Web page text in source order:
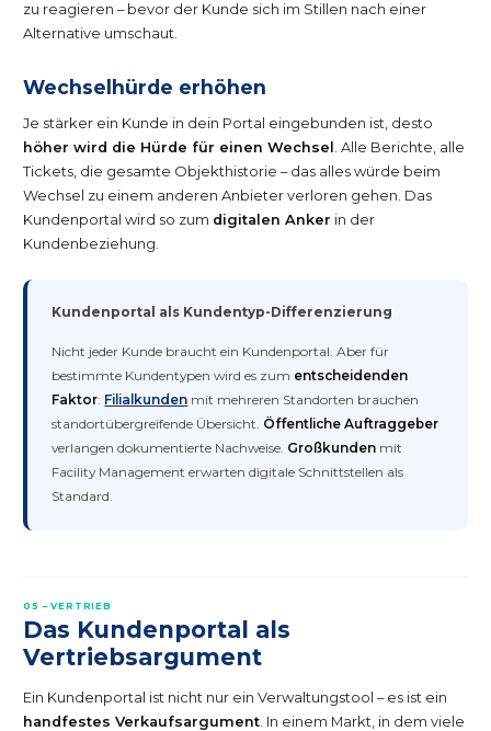
zu reagieren – bevor der Kunde sich im Stillen nach einer
Alternative umschaut.
Wechselhürde erhöhen
Je stärker ein Kunde in dein Portal eingebunden ist, desto
höher wird die Hürde für einen Wechsel
. Alle Berichte, alle
Tickets, die gesamte Objekthistorie – das alles würde beim
Wechsel zu einem anderen Anbieter verloren gehen. Das
Kundenportal wird so zum digitalen Anker in der
Kundenbeziehung.
Kundenportal als Kundentyp-Differenzierung
Nicht jeder Kunde braucht ein Kundenportal. Aber für
bestimmte Kundentypen wird es zum entscheidenden
Faktor: Filialkunden mit mehreren Standorten brauchen
standortübergreifende Übersicht. Öffentliche Auftraggeber
verlangen dokumentierte Nachweise. Großkunden mit
Facility Management erwarten digitale Schnittstellen als
Standard.
05 – VERTRIEB
Das Kundenportal als
Vertriebsargument
Ein Kundenportal ist nicht nur ein Verwaltungstool – es ist ein
handfestes Verkaufsargument . In einem Markt, in dem viele